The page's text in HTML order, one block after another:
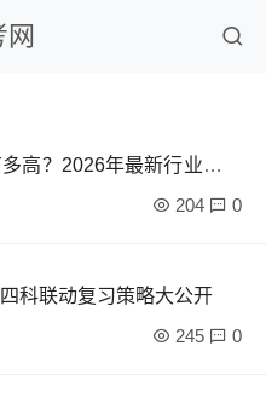
网
高？2026年最新行业价值
204 0
科联动复习策略大公开
245 0